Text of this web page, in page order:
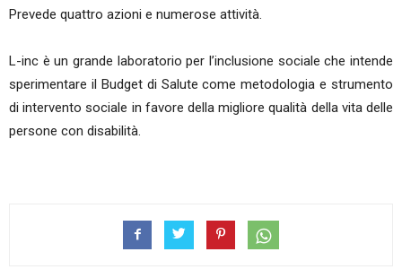
Prevede quattro azioni e numerose attività.
L-inc è un grande laboratorio per l’inclusione sociale che intende
sperimentare il Budget di Salute come metodologia e strumento
di intervento sociale in favore della migliore qualità della vita delle
persone con disabilità.